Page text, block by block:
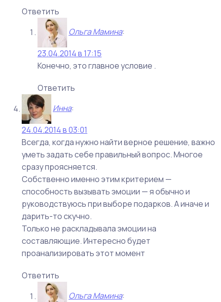
Ответить
Ольга Мамина:
23.04.2014 в 17:15
Конечно, это главное условие .
Ответить
Инна:
24.04.2014 в 03:01
Всегда, когда нужно найти верное решение, важно
уметь задать себе правильный вопрос. Многое
сразу проясняется.
Собственно именно этим критерием —
способность вызывать эмоции — я обычно и
руководствуюсь при выборе подарков. А иначе и
дарить-то скучно.
Только не раскладывала эмоции на
составляющие. Интересно будет
проанализировать этот момент
Ответить
Ольга Мамина: